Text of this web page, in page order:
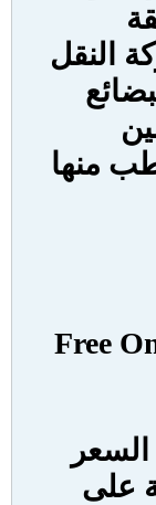
النقل
منها
Free
على